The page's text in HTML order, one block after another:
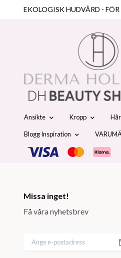
EKOLOGISK HUDVÅRD -
Ansikte Kropp
Blogg Inspiration
Missa inget!
Få våra nyhetsbrev